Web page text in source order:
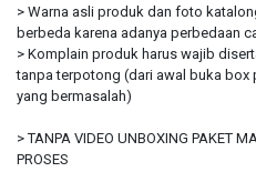
> Warna asli produk dan foto
berbeda karena adanya perbedaan
> Komplain produk harus wajib
tanpa terpotong (dari awal buka
yang bermasalah)
> TANPA VIDEO UNBOXING PAKET
PROSES